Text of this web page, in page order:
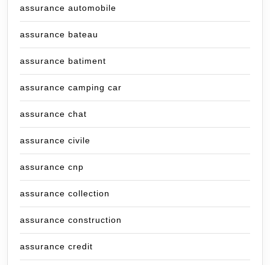
assurance automobile
assurance bateau
assurance batiment
assurance camping car
assurance chat
assurance civile
assurance cnp
assurance collection
assurance construction
assurance credit